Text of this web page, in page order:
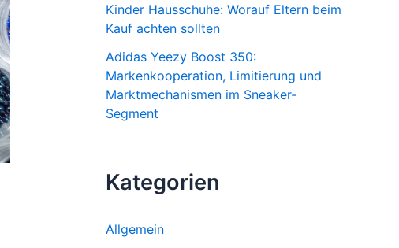
Kinder Hausschuhe: Worauf Eltern beim
Kauf achten sollten
Adidas Yeezy Boost 350:
Markenkooperation, Limitierung und
Marktmechanismen im Sneaker-
Segment
Kategorien
Allgemein